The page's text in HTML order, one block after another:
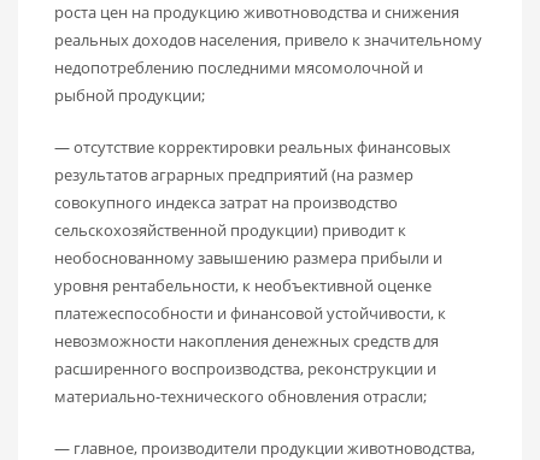
роста цен на продукцию животноводства и снижения
реальных доходов населения, привело к значительному
недопотреблению последними мясомолочной и
рыбной продукции;
— отсутствие корректировки реальных финансовых
результатов аграрных предприятий (на размер
совокупного индекса затрат на произ­водство
сельскохозяйственной продукции) приводит к
необоснованному завышению размера прибыли и
уровня рентабельности, к необъективной оценке
платежеспособности и финансовой устойчивости, к
невозможности накопления денежных средств для
расширенного воспроизводства, реконструкции и
материально-технического обновления отрасли;
— главное, производители продукции животноводства,